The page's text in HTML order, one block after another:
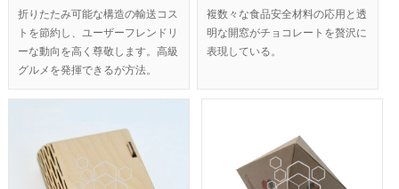
折りたたみ可能な構造の輸送コス
トを節約し、ユーザーフレンドリ
ーな動向を高く尊敬します。高級
グルメを発揮できるが方法。
複数々な食品安全材料の応用と透
明な開窓がチョコレートを贅沢に
表現している。